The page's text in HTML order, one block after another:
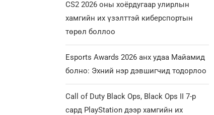
CS2 2026 оны хоёрдугаар улирлын
хамгийн их үзэлттэй киберспортын
төрөл боллоо
Esports Awards 2026 анх удаа Майамид
болно: Эхний нэр дэвшигчид тодорлоо
Call of Duty Black Ops, Black Ops II 7-р
сард PlayStation дээр хамгийн их